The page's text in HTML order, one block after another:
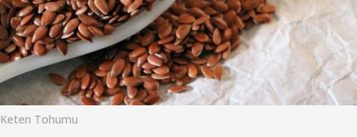
o
Keten Tohumu